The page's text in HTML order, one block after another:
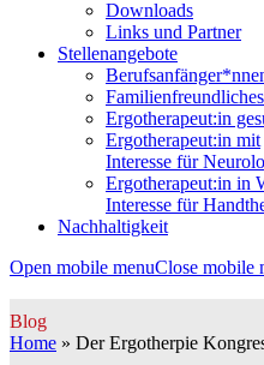
Downloads
Links und Partner
Stellenangebote
Ergotherapeut:in
Ergotherapeut:in mit
Interesse für
Ergotherapeut:in in
Interesse für
Nachhaltigkeit
Open mobile menuClose mobile
Blog
Home » Der Ergotherpie